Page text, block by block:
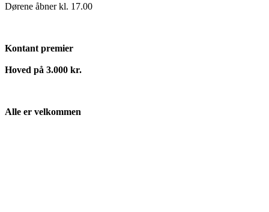
Dørene åbner kl. 17.00
Kontant premier
Hoved på 3.000 kr.
Alle er velkommen